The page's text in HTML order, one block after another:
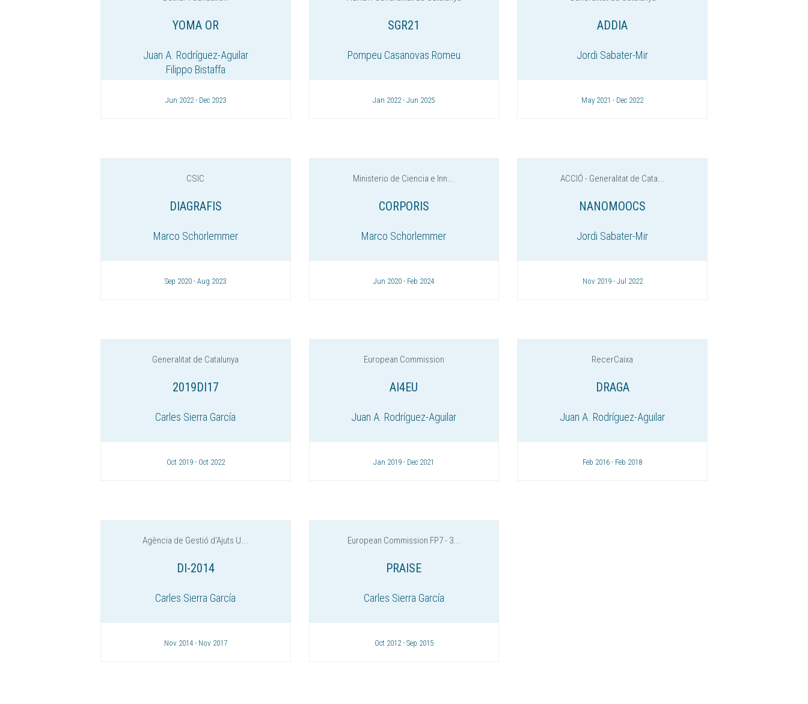
YOMA OR
Juan A. Rodríguez-Aguilar
Filippo Bistaffa
Jun 2022 - Dec 2023
SGR21
Pompeu Casanovas Romeu
Jan 2022 - Jun 2025
ADDIA
Jordi Sabater-Mir
May 2021 - Dec 2022
CSIC
DIAGRAFIS
Marco Schorlemmer
Sep 2020 - Aug 2023
Ministerio de Ciencia e Inn...
CORPORIS
Marco Schorlemmer
Jun 2020 - Feb 2024
ACCIÓ - Generalitat de Cata...
NANOMOOCS
Jordi Sabater-Mir
Nov 2019 - Jul 2022
Generalitat de Catalunya
2019DI17
Carles Sierra García
Oct 2019 - Oct 2022
European Commission
AI4EU
Juan A. Rodríguez-Aguilar
Jan 2019 - Dec 2021
RecerCaixa
DRAGA
Juan A. Rodríguez-Aguilar
Feb 2016 - Feb 2018
Agència de Gestió d'Ajuts U...
DI-2014
Carles Sierra García
Nov 2014 - Nov 2017
European Commission FP7 - 3...
PRAISE
Carles Sierra García
Oct 2012 - Sep 2015